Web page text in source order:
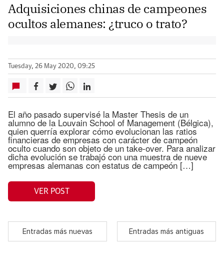
Adquisiciones chinas de campeones
ocultos alemanes: ¿truco o trato?
Tuesday, 26 May 2020, 09:25
El año pasado supervisé la Master Thesis de un
alumno de la Louvain School of Management (Bélgica),
quien querría explorar cómo evolucionan las ratios
financieras de empresas con carácter de campeón
oculto cuando son objeto de un take-over. Para analizar
dicha evolución se trabajó con una muestra de nueve
empresas alemanas con estatus de campeón […]
VER POST
Entradas más nuevas Entradas más antiguas